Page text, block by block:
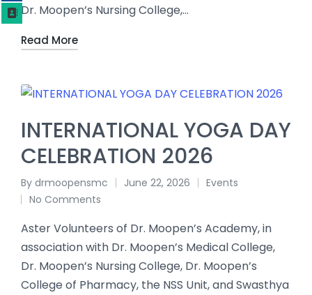
Dr. Moopen’s Nursing College,…
Read More
INTERNATIONAL YOGA DAY
CELEBRATION 2026
By drmoopensmc June 22, 2026
Events
No Comments
Aster Volunteers of Dr. Moopen’s Academy, in
association with Dr. Moopen’s Medical College,
Dr. Moopen’s Nursing College, Dr. Moopen’s
College of Pharmacy, the NSS Unit, and Swasthya